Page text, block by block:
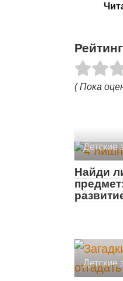
Рейтинг
( Пока
Детские
Найди
Детские